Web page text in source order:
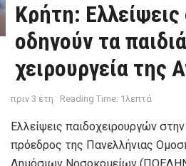
Κρήτη: Ελλείψεις
οδηγούν τα
χειρουργεία της
πριν 3 έτη Reading Time: 1λεπτά
Ελλείψεις παιδοχειρουργών
πρόεδρος της Πανελλήνιας